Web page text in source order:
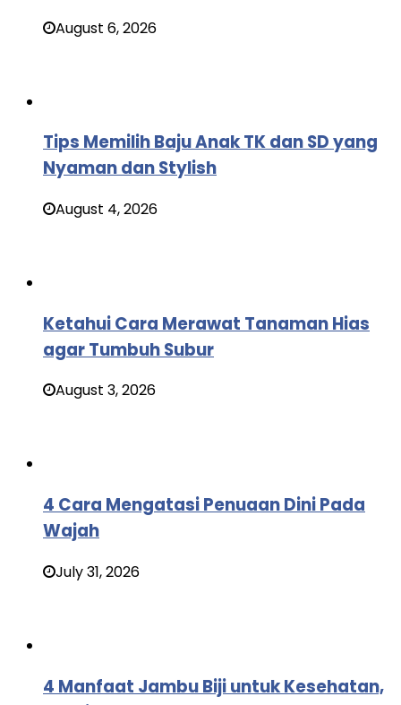
August 6, 2026
Tips Memilih Baju Anak TK dan SD yang
Nyaman dan Stylish
August 4, 2026
Ketahui Cara Merawat Tanaman Hias
agar Tumbuh Subur
August 3, 2026
4 Cara Mengatasi Penuaan Dini Pada
Wajah
July 31, 2026
4 Manfaat Jambu Biji untuk Kesehatan,